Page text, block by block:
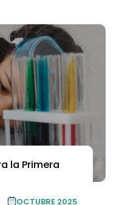
la Primera
OCTUBRE 2025